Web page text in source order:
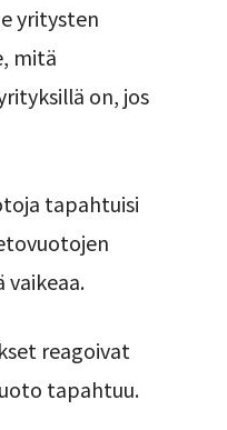
yritysten
mitä
on, jos
tapahtuisi
vaikeaa.
reagoivat
tapahtuu.